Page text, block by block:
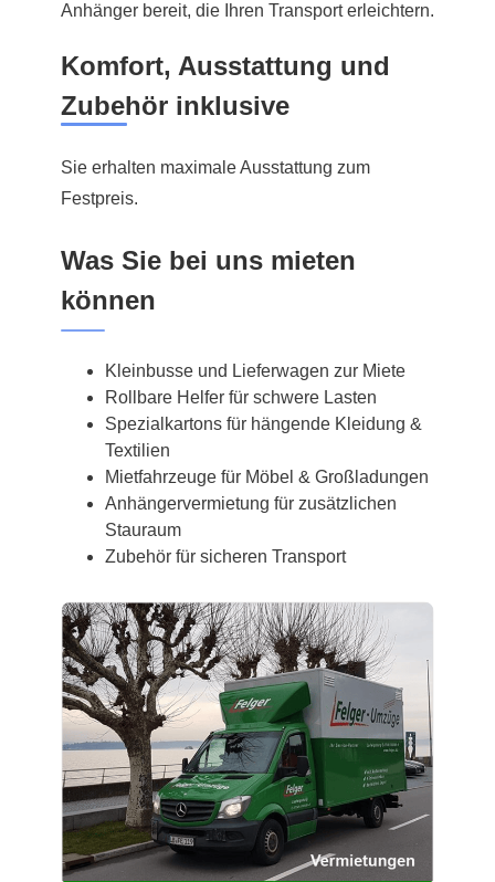
Anhänger bereit, die Ihren Transport erleichtern.
Komfort, Ausstattung und
Zubehör inklusive
Sie erhalten maximale Ausstattung zum
Festpreis.
Was Sie bei uns mieten
können
Kleinbusse und Lieferwagen zur Miete
Rollbare Helfer für schwere Lasten
Spezialkartons für hängende Kleidung &
Textilien
Mietfahrzeuge für Möbel & Großladungen
Anhängervermietung für zusätzlichen
Stauraum
Zubehör für sicheren Transport